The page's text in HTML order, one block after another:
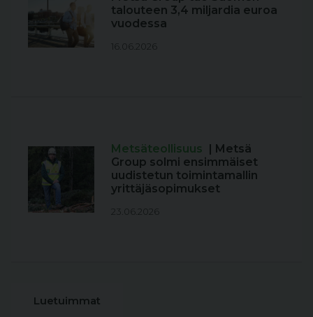
talouteen 3,4 miljardia euroa
vuodessa
16.06.2026
Metsäteollisuus
| Metsä
Group solmi ensimmäiset
uudistetun toimintamallin
yrittäjäsopimukset
23.06.2026
Luetuimmat